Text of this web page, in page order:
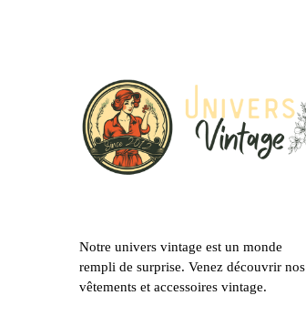
choisies
sur
la
page
Notre univers vintage est un monde
rempli de surprise. Venez découvrir nos
vêtements et accessoires vintage.